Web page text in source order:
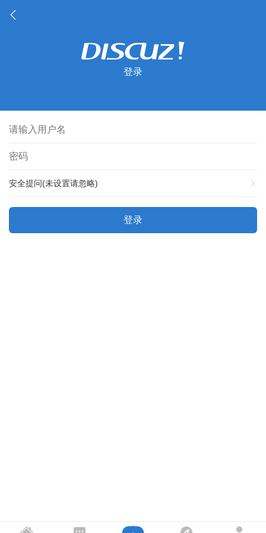
登录
安全提问(未设置请忽略)
登录